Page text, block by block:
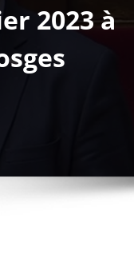
2023 à